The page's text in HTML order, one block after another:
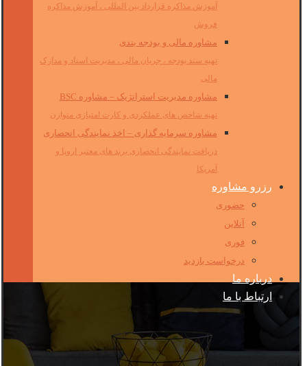
آموزش مذاکره قرارداد بین المللی ، آموزش مذاکره
فروش
مشاوره مالی و بودجه بندی
تهیه سند بودجه ، جریان مالی ، مدیریت اسناد و مدارک
مالی
مشاوره مدیریت استراتژیک – مشاوره BSC
تهیه شاخص های عملکردی و کارت امتیازی متوازن
مشاوره سرمایه گذاری – اخذ نمایندگی انحصاری
دریافت نمایندگی انحصاری برند های معتبر اروپا و
آمریکا
رزرو مشاوره
حضوری
آنلاین
فوری
درخواست بازدید
درباره ما
ارتباط با ما